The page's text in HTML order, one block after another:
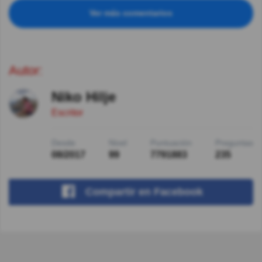
Ver más comentarios
Autor:
Niko Hilje
Escritor
08/2017 99 7791883
Compartir en Facebook